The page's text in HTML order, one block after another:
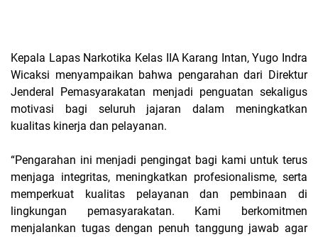
Kepala Lapas Narkotika Kelas IIA Karang Intan, Yugo Indra
Wicaksi menyampaikan bahwa pengarahan dari Direktur
Jenderal Pemasyarakatan menjadi penguatan sekaligus
motivasi bagi seluruh jajaran dalam meningkatkan
kualitas kinerja dan pelayanan.
“Pengarahan ini menjadi pengingat bagi kami untuk terus
menjaga integritas, meningkatkan profesionalisme, serta
memperkuat kualitas pelayanan dan pembinaan di
lingkungan pemasyarakatan. Kami berkomitmen
menjalankan tugas dengan penuh tanggung jawab agar